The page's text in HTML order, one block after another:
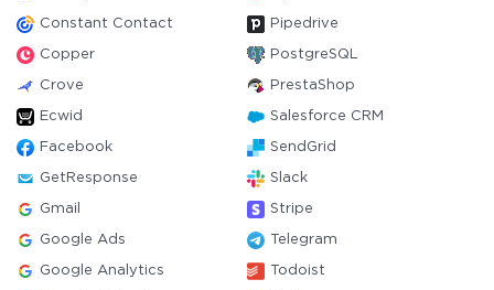
Constant Contact Pipedrive
Copper PostgreSQL
Crove PrestaShop
Ecwid Salesforce CRM
Facebook SendGrid
GetResponse Slack
Gmail Stripe
Google Ads Telegram
Google Analytics Todoist